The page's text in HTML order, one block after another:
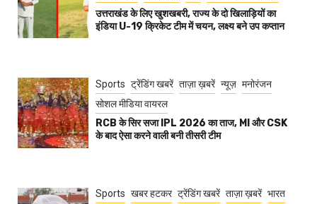
उत्तराखंड के लिए खुशखबरी, राज्य के दो खिलाड़ियों का
इंडिया U-19 क्रिकेट टीम में चयन, लक्ष्य बने उप कप्तान
Sports ट्रेंडिंग खबरें ताज़ा ख़बरें न्यूज़ मनोरंजन
सोशल मीडिया वायरल
RCB के सिर सजा IPL 2026 का ताज, MI और CSK
के बाद ऐसा करने वाली बनी तीसरी टीम
Sports खबर हटकर ट्रेंडिंग खबरें ताज़ा ख़बरें भारत